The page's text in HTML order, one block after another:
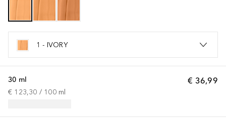
1 - IVORY
€ 36,99
30 ml
€ 123,30 / 100 ml